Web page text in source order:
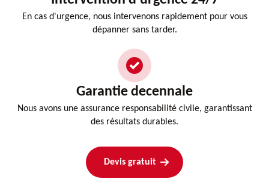
En cas d'urgence, nous intervenons rapidement pour vous
dépanner sans tarder.
Garantie decennale
Nous avons une assurance responsabilité civile, garantissant
des résultats durables.
Devis gratuit